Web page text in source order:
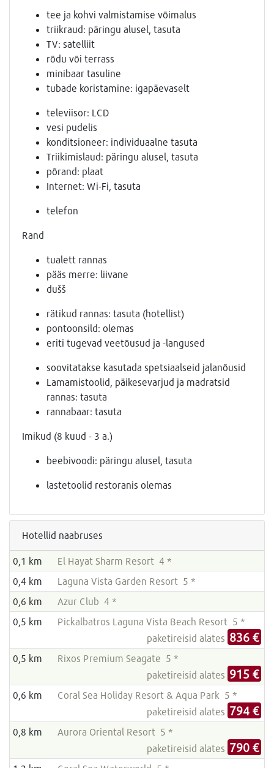
tee ja kohvi valmistamise võimalus
triikraud: päringu alusel, tasuta
TV: satelliit
rõdu või terrass
minibaar tasuline
tubade koristamine: igapäevaselt
televiisor: LCD
vesi pudelis
konditsioneer: individuaalne tasuta
Triikimislaud: päringu alusel, tasuta
põrand: plaat
Internet: Wi-Fi, tasuta
telefon
Rand
tualett rannas
pääs merre: liivane
dušš
rätikud rannas: tasuta (hotellist)
pontoonsild: olemas
eriti tugevad veetõusud ja -langused
soovitatakse kasutada spetsiaalseid jalanõusid
Lamamistoolid, päikesevarjud ja madratsid
rannas: tasuta
rannabaar: tasuta
Imikud (8 kuud - 3 a.)
beebivoodi: päringu alusel, tasuta
lastetoolid restoranis olemas
Hotellid naabruses
0,1 km
El Hayat Sharm Resort 4 *
0,4 km
Laguna Vista Garden Resort 5 *
0,6 km
Azur Club 4 *
0,5 km
Pickalbatros Laguna Vista Beach Resort 5 *
paketireisid alates 836 €
0,5 km
Rixos Premium Seagate 5 *
paketireisid alates 915 €
0,6 km
Coral Sea Holiday Resort & Aqua Park 5 *
paketireisid alates 794 €
0,8 km
Aurora Oriental Resort 5 *
paketireisid alates 790 €